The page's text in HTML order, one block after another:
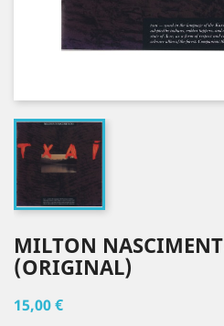
MILTON
(ORIGINAL)
15,00 €